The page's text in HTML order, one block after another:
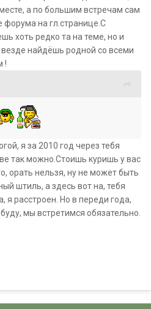
а по большим встречам сам
форума на гл.странице.С
хоть редко та на теме, но и
найдёшь родной со всеми
!
я за 2010 год через тебя
так можно.Стоишь куришь у вас
орать нельзя, ну не может быть
штиль, а здесь вот на, тебя
я расстроен. Но в переди года,
мы встретимся обязательно.